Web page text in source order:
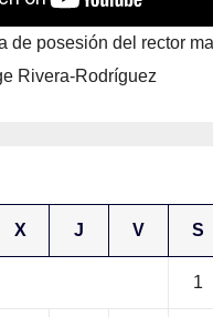
de posesión del rector
Rivera-Rodríguez
X J V S
1